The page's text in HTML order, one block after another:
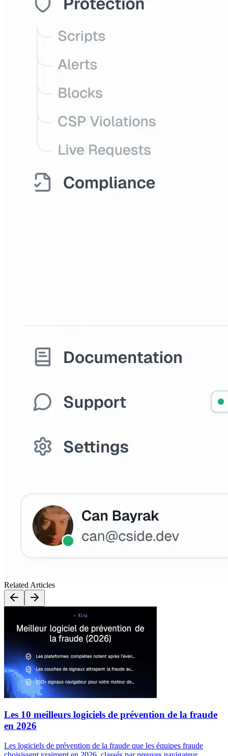
Related Articles
Les 10 meilleurs logiciels de prévention de la fraude
en 2026
Les logiciels de prévention de la fraude que les équipes fraude